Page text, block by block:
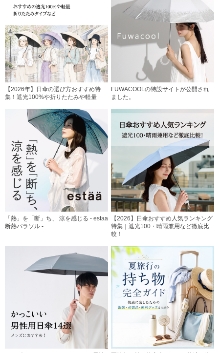
【2026年】日傘の選び方おすすめ特
集！遮光100%や折りたたみや軽量
FUWACOOLの特設サイトが公開され
ました。
「熱」を「断」ち、 涼を感じる - estaa
断熱パラソル -
【2026】日傘おすすめ人気ランキング
特集｜遮光100・晴雨兼用など徹底比
較！